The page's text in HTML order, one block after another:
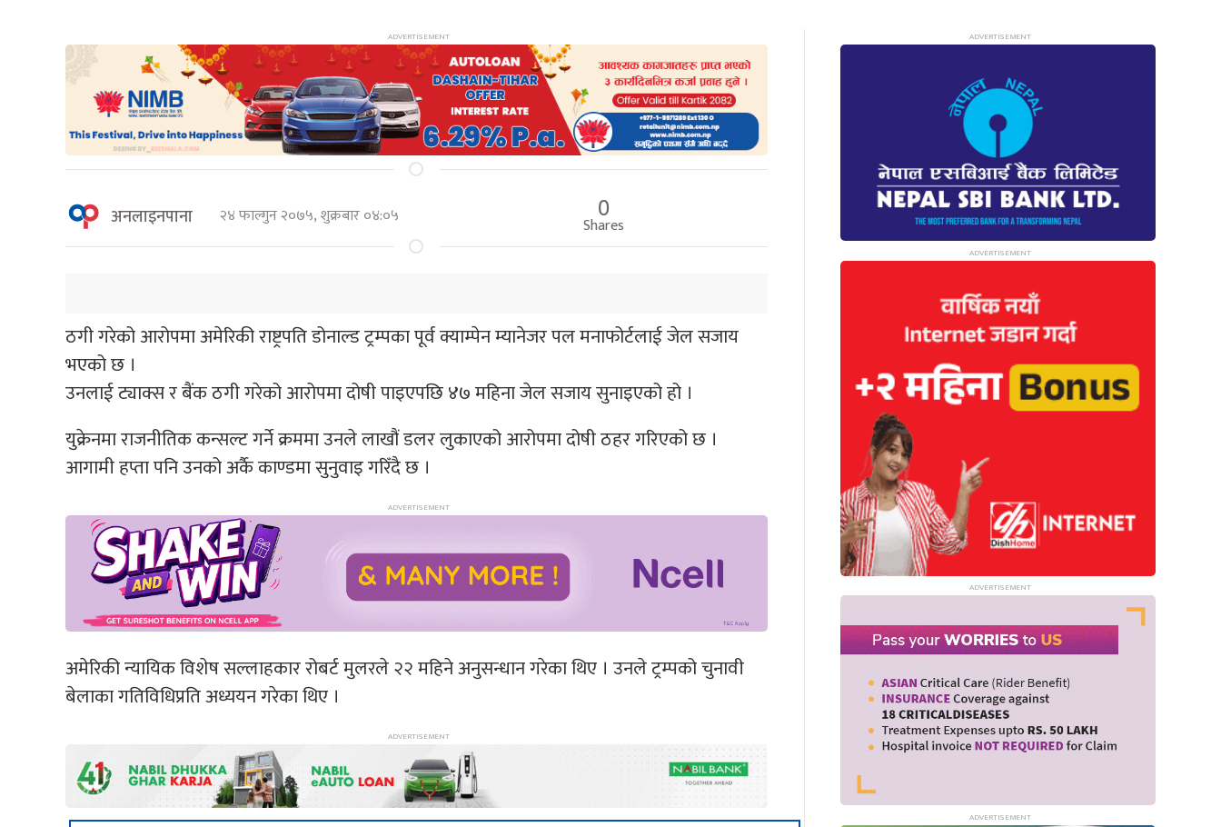
अनलाइनपाना २४ फाल्गुन २०७५, शुक्रबार ०४:०५ 0
Shares
ठगी गरेको आरोपमा अमेरिकी राष्ट्रपति डोनाल्ड ट्रम्पका पूर्व क्याम्पेन म्यानेजर पल मनाफोर्टलाई जेल सजाय
भएको छ ।
उनलाई ट्याक्स र बैंक ठगी गरेको आरोपमा दोषी पाइएपछि ४७ महिना जेल सजाय सुनाइएको हो ।
युक्रेनमा राजनीतिक कन्सल्ट गर्ने क्रममा उनले लाखौं डलर लुकाएको आरोपमा दोषी ठहर गरिएको छ ।
आगामी हप्ता पनि उनको अर्कै काण्डमा सुनुवाइ गरिँदै छ ।
अमेरिकी न्यायिक विशेष सल्लाहकार रोबर्ट मुलरले २२ महिने अनुसन्धान गरेका थिए । उनले ट्रम्पको चुनावी
बेलाका गतिविधिप्रति अध्ययन गरेका थिए ।